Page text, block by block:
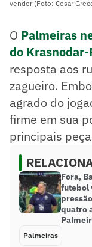
vender (Foto: Cesar
O Palmeiras
do Krasnodar-
resposta aos
zagueiro.
agrado do
firme em sua
principais
Fora,
futebol
quatro
Palmeiras